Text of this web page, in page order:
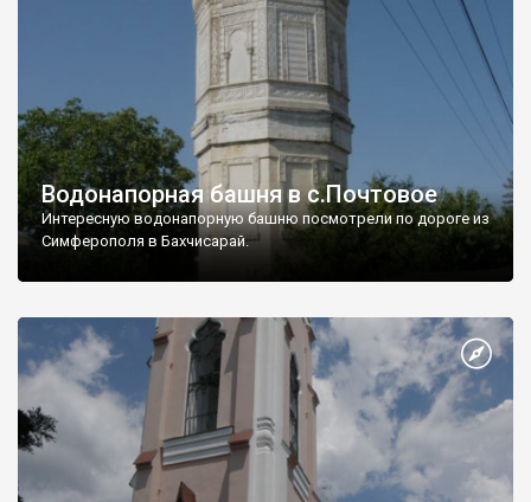
Водонапорная башня в с.Почтовое
Интересную водонапорную башню посмотрели по дороге из
Симферополя в Бахчисарай.